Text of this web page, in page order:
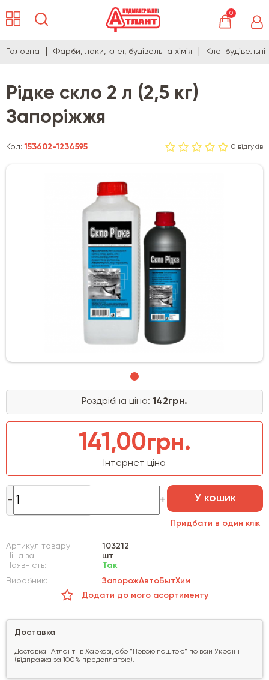
0
Головна Фарби, лаки, клеї, будівельна хімія Клеї будівельні
Рідке скло 2 л (2,5 кг)
Запоріжжя
Код:153602-1234595 0 відгуків
Роздрібна ціна: 142грн.
141,00грн.
Інтернет ціна
У кошик
Придбати в один клік
Артикул товару:
103212
Ціна за
шт
Наявність:
Так
Виробник:
ЗапорожАвтоБытХим
Додати до мого асортименту
Доставка
Доставка "Атлант" в Харкові, або "Новою поштою" по всій Україні
(відправка за 100% предоплатою).